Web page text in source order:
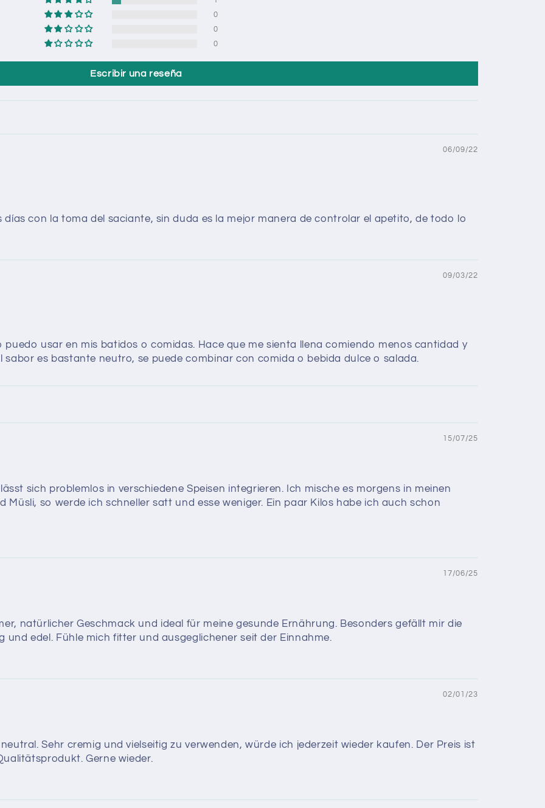
0
0
0
Escribir una reseña
06/09/22
con la toma del saciante, sin duda es la mejor manera de controlar el apetito, de todo lo
09/03/22
usar en mis batidos o comidas. Hace que me sienta llena comiendo menos cantidad y
es bastante neutro, se puede combinar con comida o bebida dulce o salada.
15/07/25
sich problemlos in verschiedene Speisen integrieren. Ich mische es morgens in meinen
so werde ich schneller satt und esse weniger. Ein paar Kilos habe ich auch schon
17/06/25
natürlicher Geschmack und ideal für meine gesunde Ernährung. Besonders gefällt mir die
edel. Fühle mich fitter und ausgeglichener seit der Einnahme.
02/01/23
Sehr cremig und vielseitig zu verwenden, würde ich jederzeit wieder kaufen. Der Preis ist
Gerne wieder.